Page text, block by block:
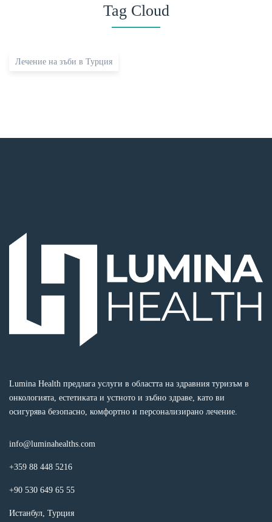
Tag Cloud
Лечение на зъби в Турция
Lumina Health предлага услуги в областта на здравния туризъм в
онкологията, естетиката и устното и зъбно здраве, като ви
осигурява безопасно, комфортно и персонализирано лечение.
info@luminahealths.com
+359 88 448 5216
+90 530 649 65 55
Истанбул, Турция